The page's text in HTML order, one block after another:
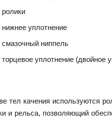
ролики
нижнее уплотнение
смазочный ниппель
торцевое уплотнение (двойное
тел качения используются
и рельса, позволяющий